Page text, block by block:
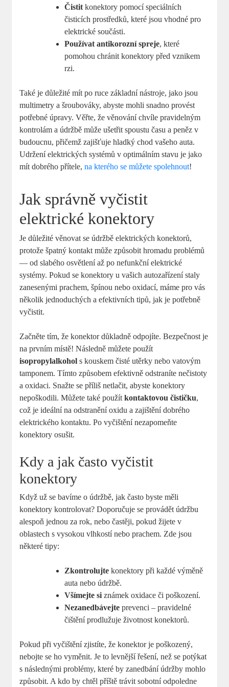
Čistit konektory pomocí speciálních
čisticích prostředků, které jsou vhodné pro
elektrické součásti.
Používat antikorozní spreje, které
pomohou chránit konektory před vznikem
rzi.
Také je důležité mít po ruce základní nástroje, jako jsou
multimetry a šroubováky, abyste mohli snadno provést
potřebné úpravy. Věřte, že věnování chvíle pravidelným
kontrolám a údržbě může ušetřit spoustu času a peněz v
budoucnu, přičemž zajišťuje hladký chod vašeho auta.
Udržení elektrických systémů v optimálním stavu je jako
mít dobrého přítele,na kterého se můžete spolehnout!
Jak správně vyčistit
elektrické konektory
Je důležité věnovat se údržbě elektrických konektorů,
protože špatný kontakt může způsobit hromadu problémů
— od slabého osvětlení až po nefunkční elektrické
systémy. Pokud se konektory u vašich autozařízení staly
zanesenými prachem, špínou nebo oxidací, máme pro vás
několik jednoduchých a efektivních tipů, jak je potřebně
vyčistit.
Začněte tím, že konektor důkladně odpojíte. Bezpečnost je
na prvním místě! Následně můžete použít
isopropylalkohol s kouskem čisté utěrky nebo vatovým
tamponem. Tímto způsobem efektivně odstraníte nečistoty
a oxidaci. Snažte se příliš netlačit, abyste konektory
nepoškodili. Můžete také použítkontaktovou čističku,
což je ideální na odstranění oxidu a zajištění dobrého
elektrického kontaktu. Po vyčištění nezapomeňte
konektory osušit.
Kdy a jak často vyčistit
konektory
Když už se bavíme o údržbě, jak často byste měli
konektory kontrolovat? Doporučuje se provádět údržbu
alespoň jednou za rok, nebo častěji, pokud žijete v
oblastech s vysokou vlhkostí nebo prachem. Zde jsou
některé tipy:
Zkontrolujte konektory při každé výměně
auta nebo údržbě.
Všímejte si známek oxidace či poškození.
Nezanedbávejte prevenci – pravidelné
čištění prodlužuje životnost konektorů.
Pokud při vyčištění zjistíte, že konektor je poškozený,
nebojte se ho vyměnit. Je to levnější řešení, než se potýkat
s následnými problémy, které by zanedbání údržby mohlo
způsobit. A kdo by chtěl příště trávit sobotní odpoledne